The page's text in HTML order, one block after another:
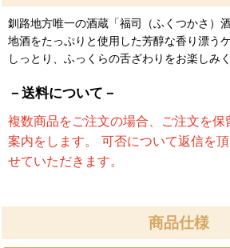
釧路地方唯一の酒蔵「福司（ふくつかさ）
地酒をたっぷりと使用した芳醇な香り漂うケ
しっとり、ふっくらの舌ざわりをお楽しみく
－送料について－
複数商品をご注文の場合、ご注文を
案内をします。 可否について返信を
せていただきます。
商品仕様